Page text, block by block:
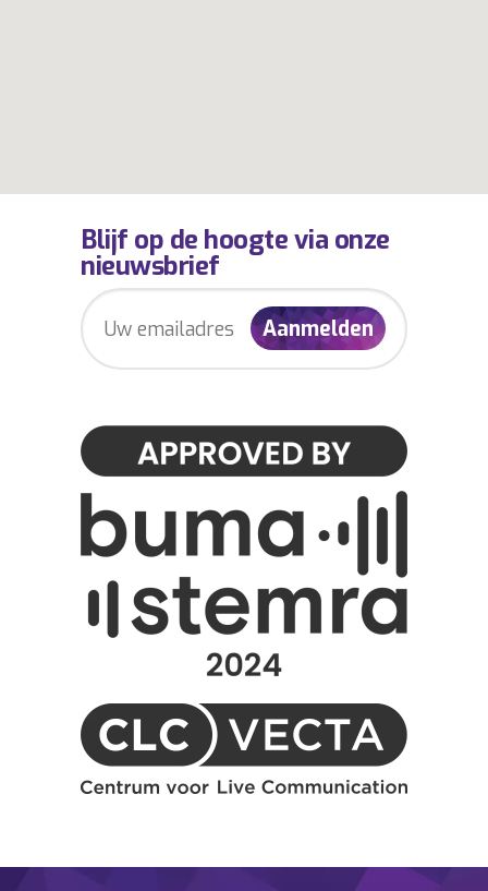
Blijf op de hoogte via onze
nieuwsbrief